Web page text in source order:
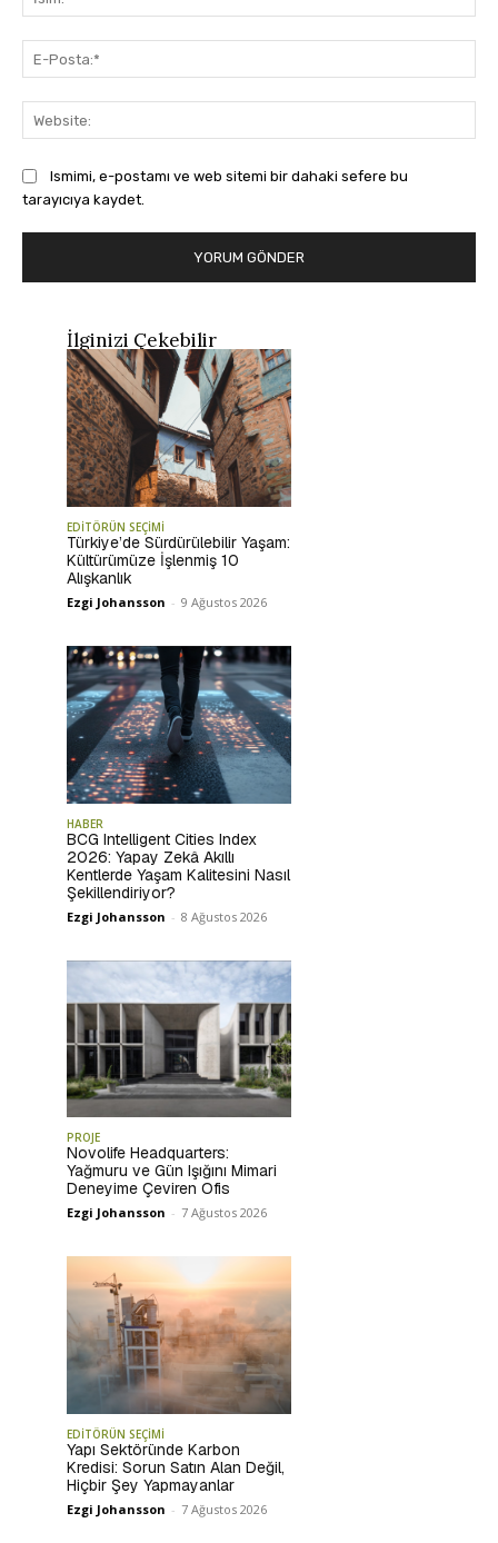
Ismimi, e-postamı ve web sitemi bir dahaki sefere bu
tarayıcıya kaydet.
İlginizi Çekebilir
EDİTÖRÜN SEÇİMİ
Türkiye’de Sürdürülebilir Yaşam:
Kültürümüze İşlenmiş 10
Alışkanlık
Ezgi Johansson - 9 Ağustos 2026
HABER
BCG Intelligent Cities Index
2026: Yapay Zekâ Akıllı
Kentlerde Yaşam Kalitesini Nasıl
Şekillendiriyor?
Ezgi Johansson - 8 Ağustos 2026
PROJE
Novolife Headquarters:
Yağmuru ve Gün Işığını Mimari
Deneyime Çeviren Ofis
Ezgi Johansson - 7 Ağustos 2026
EDİTÖRÜN SEÇİMİ
Yapı Sektöründe Karbon
Kredisi: Sorun Satın Alan Değil,
Hiçbir Şey Yapmayanlar
Ezgi Johansson - 7 Ağustos 2026